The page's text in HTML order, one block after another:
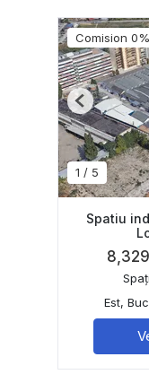
Comision 0%
1 / 5
Previous
Spatiu
Est,